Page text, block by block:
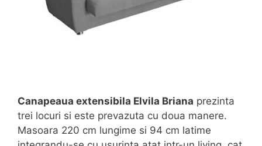
Canapeaua extensibila Elvila Briana prezinta
trei locuri si este prevazuta cu doua manere.
Masoara 220 cm lungime si 94 cm latime